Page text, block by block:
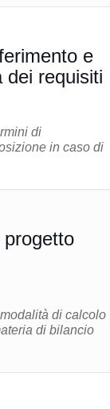
e
dei requisiti
di
in caso di
di calcolo
di bilancio